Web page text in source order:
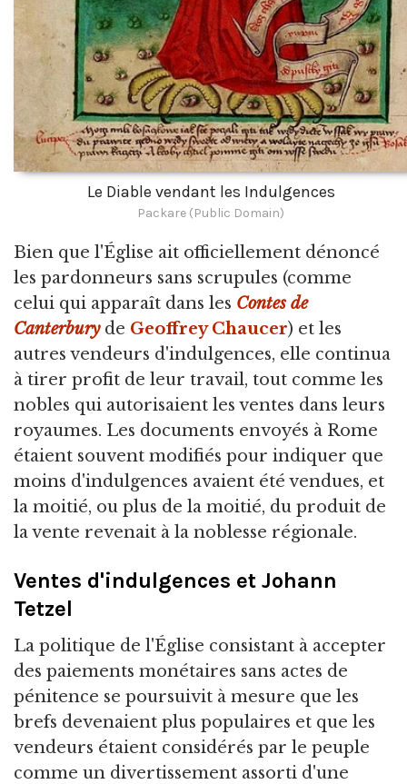
Le Diable vendant les Indulgences
Packare (Public Domain)
Bien que l'Église ait officiellement dénoncé
les pardonneurs sans scrupules (comme
celui qui apparaît dans les Contes de
Canterburyde Geoffrey Chaucer) et les
autres vendeurs d'indulgences, elle continua
à tirer profit de leur travail, tout comme les
nobles qui autorisaient les ventes dans leurs
royaumes. Les documents envoyés à Rome
étaient souvent modifiés pour indiquer que
moins d'indulgences avaient été vendues, et
la moitié, ou plus de la moitié, du produit de
la vente revenait à la noblesse régionale.
Ventes d'indulgences et Johann
Tetzel
La politique de l'Église consistant à accepter
des paiements monétaires sans actes de
pénitence se poursuivit à mesure que les
brefs devenaient plus populaires et que les
vendeurs étaient considérés par le peuple
comme un divertissement assorti d'une